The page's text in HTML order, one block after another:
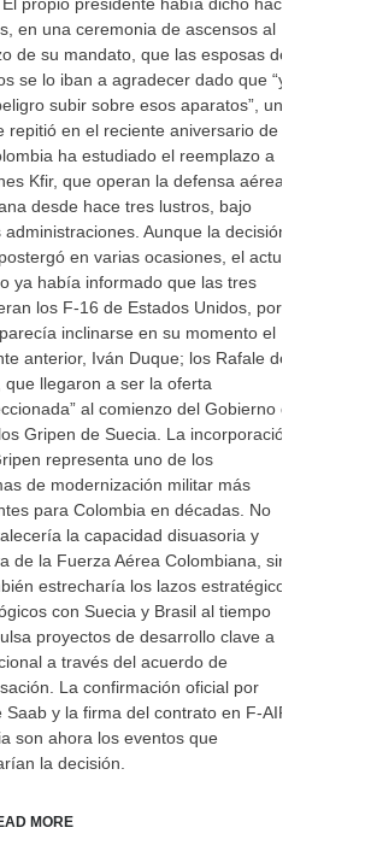
en una ceremonia de ascensos al
de su mandato, que las esposas de
se lo iban a agradecer dado que “ya
subir sobre esos aparatos”, una
repitió en el reciente aniversario de la
ha estudiado el reemplazo a
Kfir, que operan la defensa aérea
desde hace tres lustros, bajo
administraciones. Aunque la decisión
en varias ocasiones, el actual
ya había informado que las tres
los F-16 de Estados Unidos, por
inclinarse en su momento el
anterior, Iván Duque; los Rafale de
que llegaron a ser la oferta
al comienzo del Gobierno de
Gripen de Suecia. La incorporación
representa uno de los
de modernización militar más
para Colombia en décadas. No
la capacidad disuasoria y
de la Fuerza Aérea Colombiana, sino
estrecharía los lazos estratégicos
con Suecia y Brasil al tiempo
proyectos de desarrollo clave a
a través del acuerdo de
La confirmación oficial por
Saab y la firma del contrato en F-AIR
son ahora los eventos que
la decisión.
MORE